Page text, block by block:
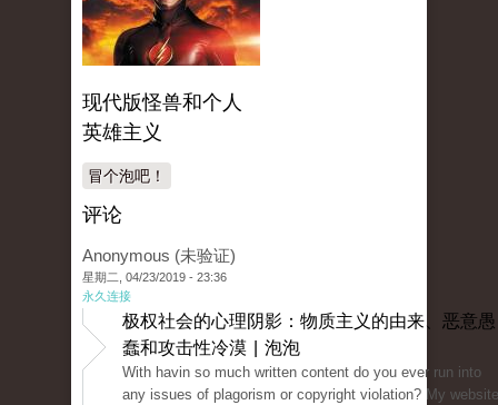
现代版怪兽和个人
英雄主义
冒个泡吧！
评论
Anonymous (未验证)
星期二, 04/23/2019 - 23:36
永久连接
极权社会的心理阴影：物质主义的由来、恶意愚
蠢和攻击性冷漠 | 泡泡
With havin so much written content do you ever run into
any issues of plagorism or copyright violation? My website